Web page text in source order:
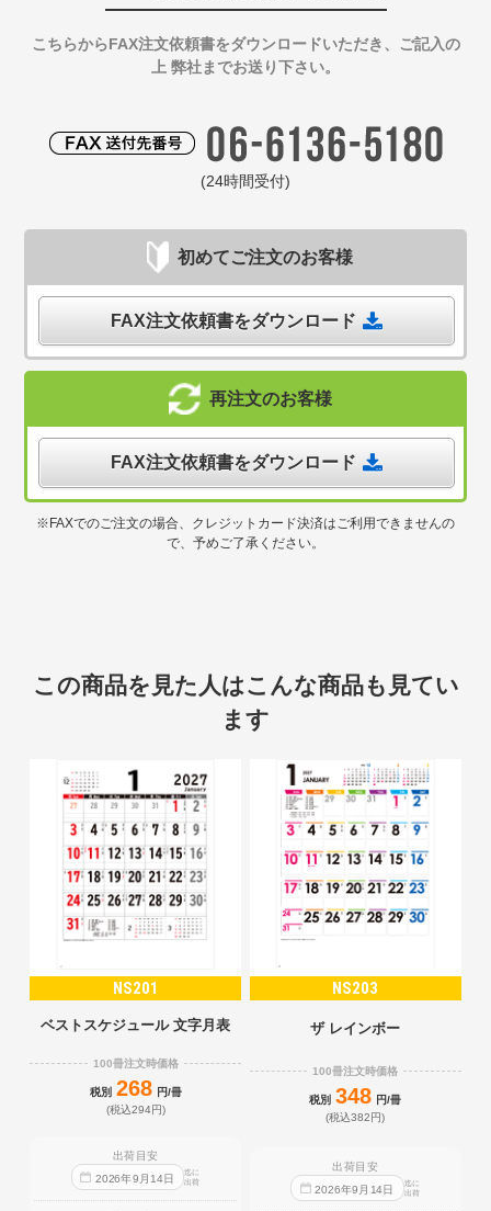
こちらからFAX注文依頼書をダウンロードいただき、ご記入の
上 弊社までお送り下さい。
(24時間受付)
初めてご注文のお客様
FAX注文依頼書をダウンロード
再注文のお客様
FAX注文依頼書をダウンロード
※FAXでのご注文の場合、クレジットカード決済はご利用できませんの
で、予めご了承ください。
この商品を見た人はこんな商品も見てい
ます
NS201
ベストスケジュール 文字月表
100冊注文時価格
税別 268 円/冊
(税込294円)
出荷目安
2026年9 月14日
迄に
出荷
NS203
ザ レインボー
100冊注文時価格
税別 348 円/冊
(税込382円)
出荷目安
2026年9 月 14日
迄に
出荷